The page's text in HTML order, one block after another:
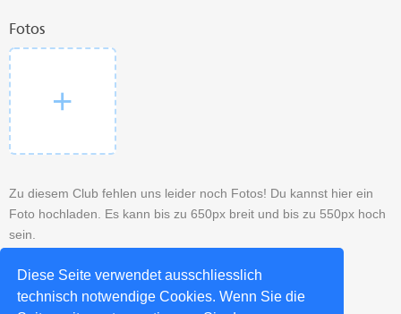
Diese Seite verwendet ausschliesslich
technisch notwendige Cookies. Wenn Sie die
Fotos
Zu diesem Club fehlen uns leider noch Fotos! Du kannst hier ein
Foto hochladen. Es kann bis zu 650px breit und bis zu 550px hoch
sein.